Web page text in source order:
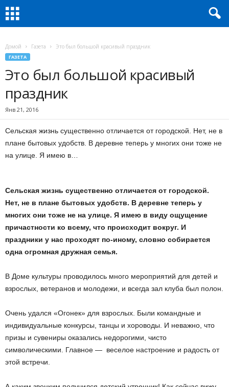
Домой Газета Это был большой красивый праздник
ГАЗЕТА
Это был большой красивый
праздник
Янв 21, 2016
Сельская жизнь существенно отличается от городской. Нет, не в
плане бытовых удобств. В деревне теперь у многих они тоже не
на улице. Я имею в…
Сельская жизнь существенно отличается от городской.
Нет, не в плане бытовых удобств. В деревне теперь у
многих они тоже не на улице. Я имею в виду ощущение
причастности ко всему, что происходит вокруг. И
праздники у нас проходят по-иному, словно собирается
одна огромная дружная семья.
В Доме культуры проводилось много мероприятий для детей и
взрослых, ветеранов и молодежи, и всегда зал клуба был полон.
Очень удался «Огонек» для взрослых. Были командные и
индивидуальные конкурсы, танцы и хороводы. И неважно, что
призы и сувениры оказались недорогими, чисто
символическими. Главное — веселое настроение и радость от
этой встречи.